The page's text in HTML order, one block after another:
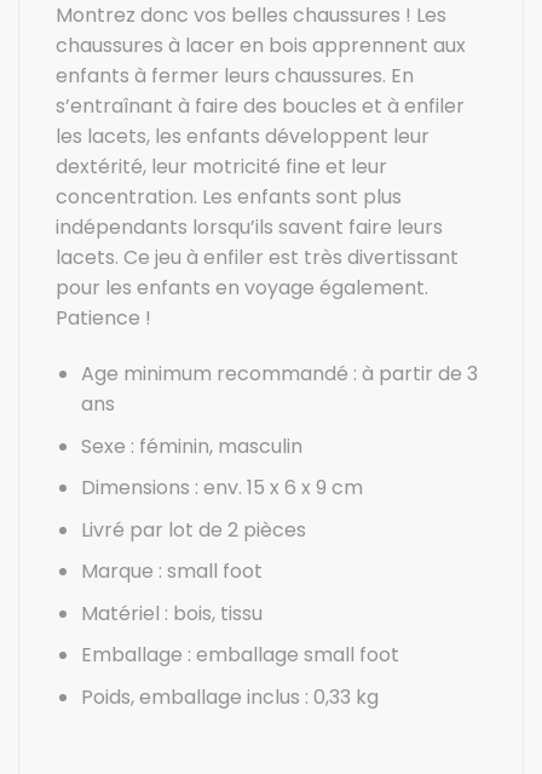
Montrez donc vos belles chaussures ! Les
chaussures à lacer en bois apprennent aux
enfants à fermer leurs chaussures. En
s’entraînant à faire des boucles et à enfiler
les lacets, les enfants développent leur
dextérité, leur motricité fine et leur
concentration. Les enfants sont plus
indépendants lorsqu’ils savent faire leurs
lacets. Ce jeu à enfiler est très divertissant
pour les enfants en voyage également.
Patience !
Age minimum recommandé : à partir de 3
ans
Sexe : féminin, masculin
Dimensions : env. 15 x 6 x 9 cm
Livré par lot de 2 pièces
Marque : small foot
Matériel : bois, tissu
Emballage : emballage small foot
Poids, emballage inclus : 0,33 kg